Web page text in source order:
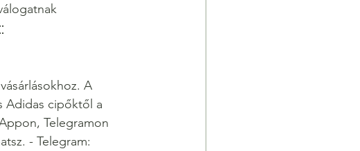
A
Adidas cipőktől a
Telegramon
- Telegram: